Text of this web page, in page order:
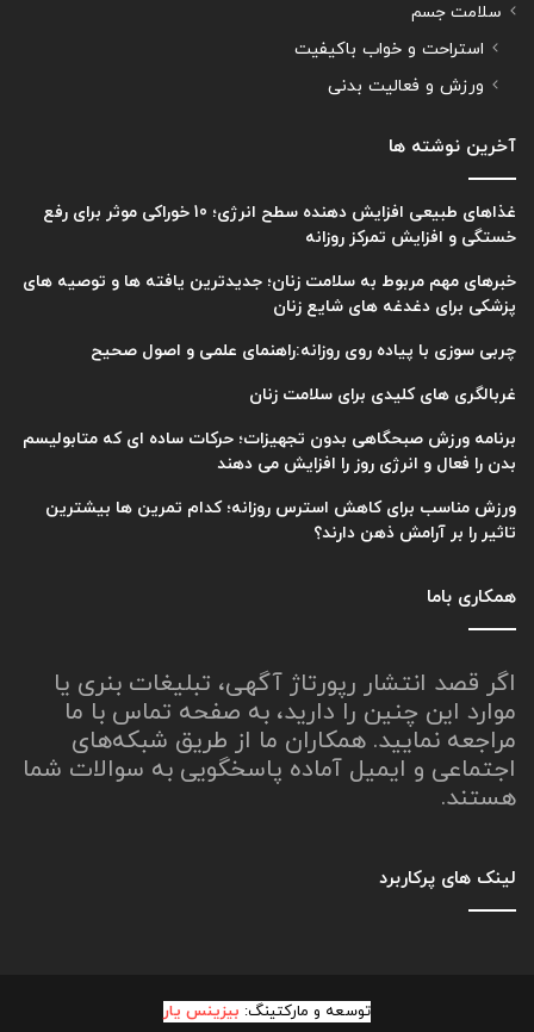
سلامت جسم
استراحت و خواب باکیفیت
ورزش و فعالیت بدنی
آخرین نوشته ها
غذاهای طبیعی افزایش دهنده سطح انرژی؛ 10 خوراکی موثر برای رفع
خستگی و افزایش تمرکز روزانه
خبرهای مهم مربوط به سلامت زنان؛ جدیدترین یافته ها و توصیه های
پزشکی برای دغدغه های شایع زنان
چربی سوزی با پیاده روی روزانه:راهنمای علمی و اصول صحیح
غربالگری های کلیدی برای سلامت زنان
برنامه ورزش صبحگاهی بدون تجهیزات؛ حرکات ساده ای که متابولیسم
بدن را فعال و انرژی روز را افزایش می دهند
ورزش مناسب برای کاهش استرس روزانه؛ کدام تمرین ها بیشترین
تاثیر را بر آرامش ذهن دارند؟
همکاری باما
اگر قصد انتشار رپورتاژ آگهی، تبلیغات بنری یا
موارد این چنین را دارید، به صفحه تماس با ما
مراجعه نمایید. همکاران ما از طریق شبکه‌های
اجتماعی و ایمیل آماده پاسخگویی به سوالات شما
هستند.
لینک های پرکاربرد
توسعه و مارکتینگ: بیزینس یار